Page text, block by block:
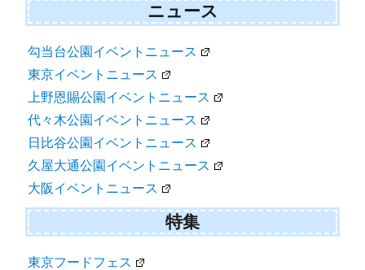
ニュース
勾当台公園イベントニュース
東京イベントニュース
上野恩賜公園イベントニュース
代々木公園イベントニュース
日比谷公園イベントニュース
久屋大通公園イベントニュース
大阪イベントニュース
特集
東京フードフェス